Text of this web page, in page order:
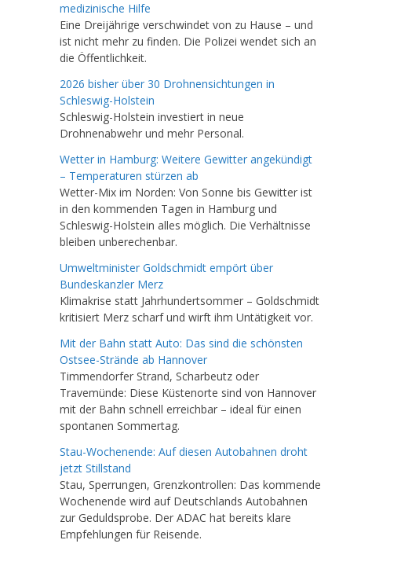
medizinische Hilfe
Eine Dreijährige verschwindet von zu Hause – und
ist nicht mehr zu finden. Die Polizei wendet sich an
die Öffentlichkeit.
2026 bisher über 30 Drohnensichtungen in
Schleswig-Holstein
Schleswig-Holstein investiert in neue
Drohnenabwehr und mehr Personal.
Wetter in Hamburg: Weitere Gewitter angekündigt
– Temperaturen stürzen ab
Wetter-Mix im Norden: Von Sonne bis Gewitter ist
in den kommenden Tagen in Hamburg und
Schleswig-Holstein alles möglich. Die Verhältnisse
bleiben unberechenbar.
Umweltminister Goldschmidt empört über
Bundeskanzler Merz
Klimakrise statt Jahrhundertsommer – Goldschmidt
kritisiert Merz scharf und wirft ihm Untätigkeit vor.
Mit der Bahn statt Auto: Das sind die schönsten
Ostsee-Strände ab Hannover
Timmendorfer Strand, Scharbeutz oder
Travemünde: Diese Küstenorte sind von Hannover
mit der Bahn schnell erreichbar – ideal für einen
spontanen Sommertag.
Stau-Wochenende: Auf diesen Autobahnen droht
jetzt Stillstand
Stau, Sperrungen, Grenzkontrollen: Das kommende
Wochenende wird auf Deutschlands Autobahnen
zur Geduldsprobe. Der ADAC hat bereits klare
Empfehlungen für Reisende.